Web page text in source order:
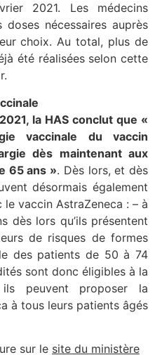
2021. Les médecins
nécessaires auprès
choix. Au total, plus de
été réalisées selon cette
la HAS conclut que «
vaccinale du vaccin
dès maintenant aux
65 ans ». Dès lors, et dès
désormais également
vaccin AstraZeneca : – à
dès lors qu’ils présentent
de risques de formes
des patients de 50 à 74
sont donc éligibles à la
peuvent proposer la
à tous leurs patients âgés
sur le site du ministère